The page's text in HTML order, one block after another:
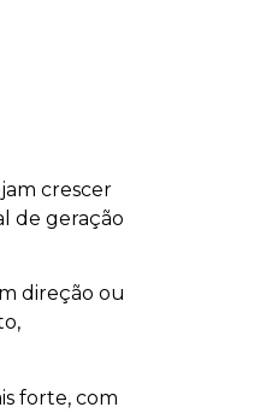
crescer
de geração
direção ou
forte, com